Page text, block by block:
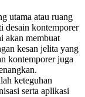
utama atau ruang
desain kontemporer
akan membuat
kesan jelita yang
kontemporer juga
keteguhan
serta aplikasi